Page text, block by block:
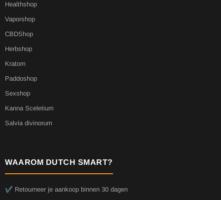
Healthshop
Vaporshop
CBDShop
Herbshop
Kratom
Paddoshop
Sexshop
Kanna Sceletium
Salvia divinorum
WAAROM DUTCH SMART?
✔️ Retourneer je aankoop binnen 30 dagen